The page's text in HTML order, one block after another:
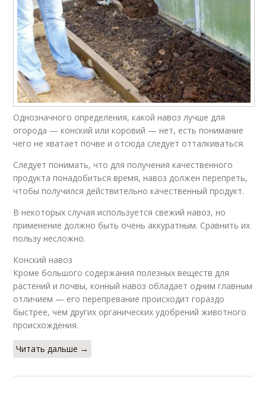
Однозначного определения, какой навоз лучше для
огорода — конский или коровий — нет, есть понимание
чего не хватает почве и отсюда следует отталкиваться.
Следует понимать, что для получения качественного
продукта понадобиться время, навоз должен перепреть,
чтобы получился действительно качественный продукт.
В некоторых случая используется свежий навоз, но
применение должно быть очень аккуратным. Сравнить их
пользу несложно.
Конский навоз
Кроме большого содержания полезных веществ для
растений и почвы, конный навоз обладает одним главным
отличием — его перепревание происходит гораздо
быстрее, чем других органических удобрений животного
происхождения.
Читать дальше →